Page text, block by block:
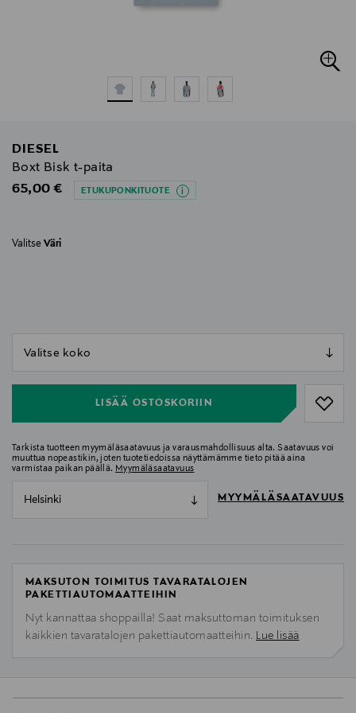
DIESEL
Boxt Bisk t-paita
Original Price
65,00 € ETUKUPONKITUOTE
Valitse Väri
LISÄÄ OSTOSKORIIN
Tarkista tuotteen myymäläsaatavuus ja varausmahdollisuus alta. Saatavuus voi
muuttua nopeastikin, joten tuotetiedoissa näyttämämme tieto pitää aina
varmistaa paikan päällä. Myymäläsaatavuus
Helsinki MYYMÄLÄSAATAVUUS
MAKSUTON TOIMITUS TAVARATALOJEN
PAKETTIAUTOMAATTEIHIN
Nyt kannattaa shoppailla! Saat maksuttoman toimituksen
kaikkien tavaratalojen pakettiautomaatteihin. Lue lisää